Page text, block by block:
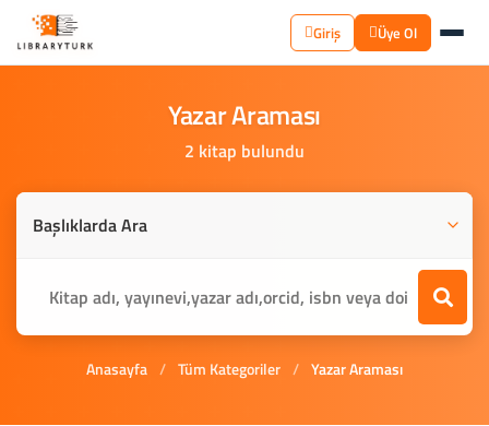
Giriş Üye Ol
YazarAraması
2 kitap bulundu
Anasayfa / Tüm Kategoriler / Yazar Araması